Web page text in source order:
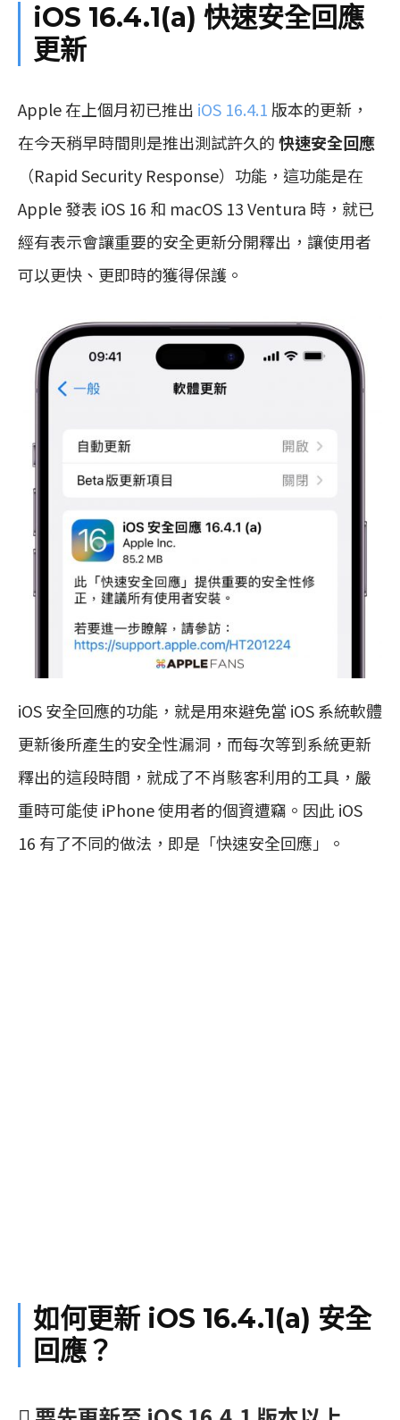
iOS 16.4.1(a) 快速安全回應
更新
Apple 在上個月初已推出 iOS 16.4.1 版本的更新，
在今天稍早時間則是推出測試許久的快速安全回應
（Rapid Security Response）功能，這功能是在
Apple 發表 iOS 16 和 macOS 13 Ventura 時，就已
經有表示會讓重要的安全更新分開釋出，讓使用者
可以更快、更即時的獲得保護。
iOS 安全回應的功能，就是用來避免當 iOS 系統軟體
更新後所產生的安全性漏洞，而每次等到系統更新
釋出的這段時間，就成了不肖駭客利用的工具，嚴
重時可能使 iPhone 使用者的個資遭竊。因此 iOS
16 有了不同的做法，即是「快速安全回應」。
如何更新 iOS 16.4.1(a) 安全
回應？